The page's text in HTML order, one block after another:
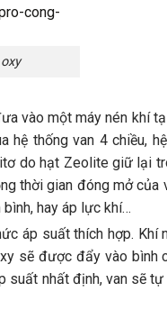
vào một máy nén khí
thống van 4 chiều,
do hạt Zeolite giữ lại
thời gian đóng mở
hay áp lực khí…
áp suất thích hợp.
sẽ được đẩy vào bình
nhất định, van sẽ